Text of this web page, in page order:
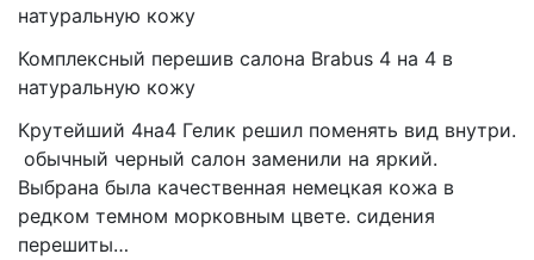
натуральную кожу
Комплексный перешив салона Brabus 4 на 4 в
натуральную кожу
Крутейший 4на4 Гелик решил поменять вид внутри.
обычный черный салон заменили на яркий.
Выбрана была качественная немецкая кожа в
редком темном морковным цвете. сидения
перешиты…